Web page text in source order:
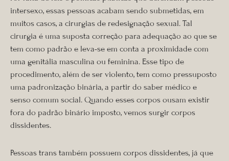
intersexo, essas pessoas acabam sendo submetidas, em
muitos casos, a cirurgias de redesignação sexual. Tal
cirurgia é uma suposta correção para adequação ao que se
tem como padrão e leva-se em conta a proximidade com
uma genitália masculina ou feminina. Esse tipo de
procedimento, além de ser violento, tem como pressuposto
uma padronização binária, a partir do saber médico e
senso comum social. Quando esses corpos ousam existir
fora do padrão binário imposto, vemos surgir corpos
dissidentes.
Pessoas trans também possuem corpos dissidentes, já que